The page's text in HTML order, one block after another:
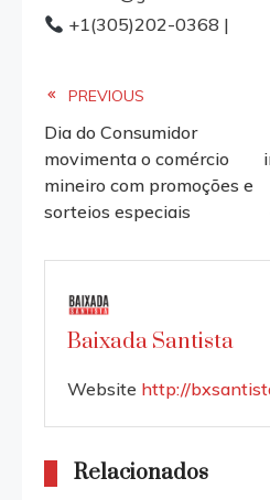
+1(305)202-0368 |
Read
more
articles
PREVIOUS
Dia do Consumidor
movimenta o comércio
mineiro com promoções e
sorteios especiais
Baixada Santista
Website http://
Relacionados